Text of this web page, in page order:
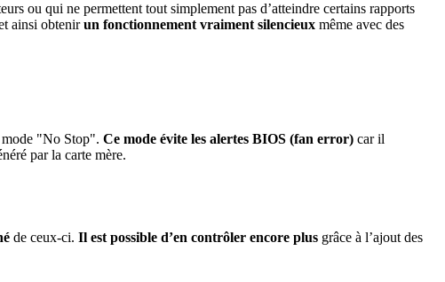
ou qui ne permettent tout simplement pas d’atteindre certains rapports
ainsi obtenirun fonctionnement vraiment silencieux même avec des
"No Stop". Ce mode évite les alertes BIOS (fan error) car il
par la carte mère.
de ceux-ci. Il est possible d’en contrôler encore plus grâce à l’ajout des